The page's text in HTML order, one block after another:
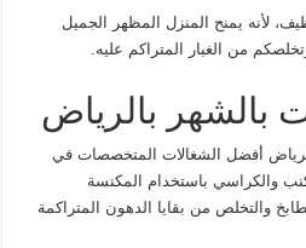
لأنه يمنح المنزل المظهر الجميل
من الغبار المتراكم عليه.
بالشهر بالرياض
أفضل الشغالات المتخصصات في
والكراسي باستخدام المكنسة
والتخلص من بقايا الدهون المتراكمة